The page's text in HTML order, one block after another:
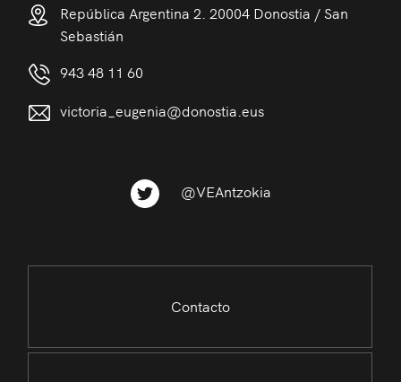
República Argentina 2. 20004 Donostia / San
Sebastián
943 48 11 60
victoria_eugenia@donostia.eus
@VEAntzokia
Contacto